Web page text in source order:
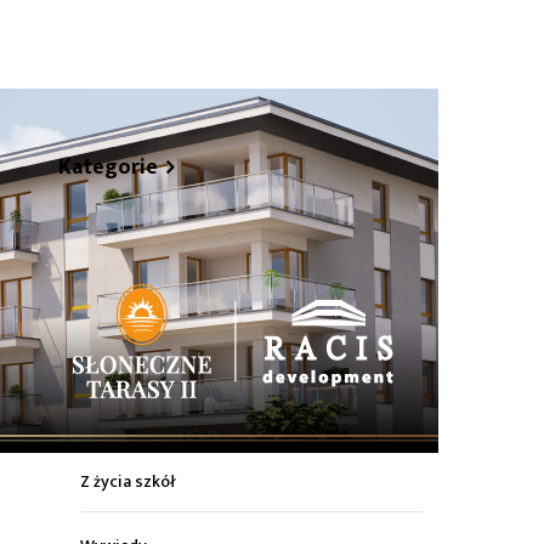
Kategorie
Z życia miasta
Sport
Kultura
Wiadomości z regionu
Z życia szkół